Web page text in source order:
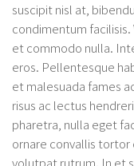
suscipit nisl at,
condimentum facilisis.
et commodo nulla.
eros. Pellentesque
et malesuada fames
risus ac lectus
pharetra, nulla eget
ornare convallis
volutpat rutrum. In et